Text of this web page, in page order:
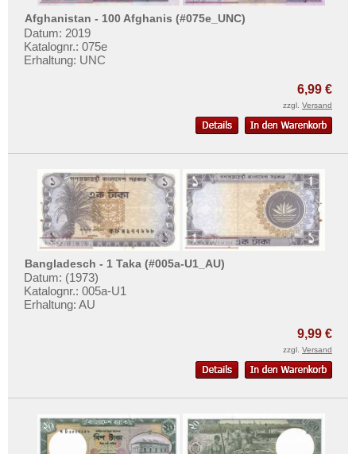
AGB
Impressum
Afghanistan - 100 Afghanis (#075e_UNC)
Datum: 2019
Katalognr.: 075e
Erhaltung: UNC
6,99 €
zzgl. Versand
Bangladesch - 1 Taka (#005a-U1_AU)
Datum: (1973)
Katalognr.: 005a-U1
Erhaltung: AU
9,99 €
zzgl. Versand